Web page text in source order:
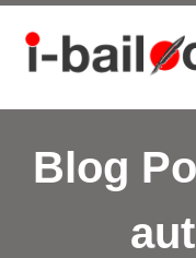
Actualités
Blog